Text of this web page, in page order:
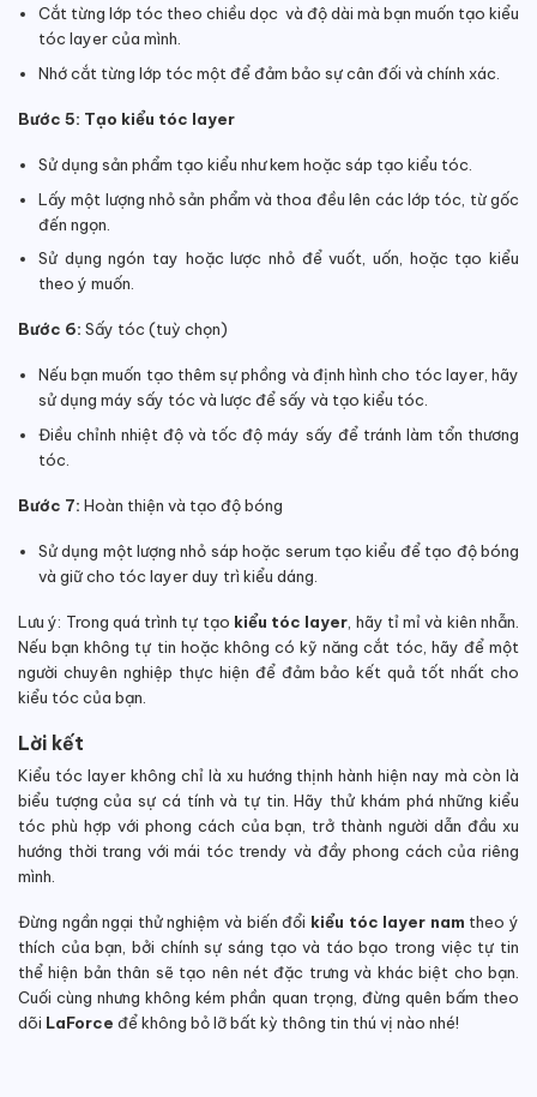
Cắt từng lớp tóc theo chiều dọc và độ dài mà bạn muốn tạo kiểu
tóc layer của mình.
Nhớ cắt từng lớp tóc một để đảm bảo sự cân đối và chính xác.
Bước 5: Tạo kiểu tóc layer
Sử dụng sản phẩm tạo kiểu như kem hoặc sáp tạo kiểu tóc.
Lấy một lượng nhỏ sản phẩm và thoa đều lên các lớp tóc, từ gốc
đến ngọn.
Sử dụng ngón tay hoặc lược nhỏ để vuốt, uốn, hoặc tạo kiểu
theo ý muốn.
Bước 6: Sấy tóc (tuỳ chọn)
Nếu bạn muốn tạo thêm sự phồng và định hình cho tóc layer, hãy
sử dụng máy sấy tóc và lược để sấy và tạo kiểu tóc.
Điều chỉnh nhiệt độ và tốc độ máy sấy để tránh làm tổn thương
tóc.
Bước 7: Hoàn thiện và tạo độ bóng
Sử dụng một lượng nhỏ sáp hoặc serum tạo kiểu để tạo độ bóng
và giữ cho tóc layer duy trì kiểu dáng.
Lưu ý: Trong quá trình tự tạo kiểu tóc layer , hãy tỉ mỉ và kiên nhẫn.
Nếu bạn không tự tin hoặc không có kỹ năng cắt tóc, hãy để một
người chuyên nghiệp thực hiện để đảm bảo kết quả tốt nhất cho
kiểu tóc của bạn.
Lời kết
Kiểu tóc layer không chỉ là xu hướng thịnh hành hiện nay mà còn là
biểu tượng của sự cá tính và tự tin. Hãy thử khám phá những kiểu
tóc phù hợp với phong cách của bạn, trở thành người dẫn đầu xu
hướng thời trang với mái tóc trendy và đầy phong cách của riêng
mình.
Đừng ngần ngại thử nghiệm và biến đổi kiểu tóc layer nam theo ý
thích của bạn, bởi chính sự sáng tạo và táo bạo trong việc tự tin
thể hiện bản thân sẽ tạo nên nét đặc trưng và khác biệt cho bạn.
Cuối cùng nhưng không kém phần quan trọng, đừng quên bấm theo
dõi LaForce để không bỏ lỡ bất kỳ thông tin thú vị nào nhé!